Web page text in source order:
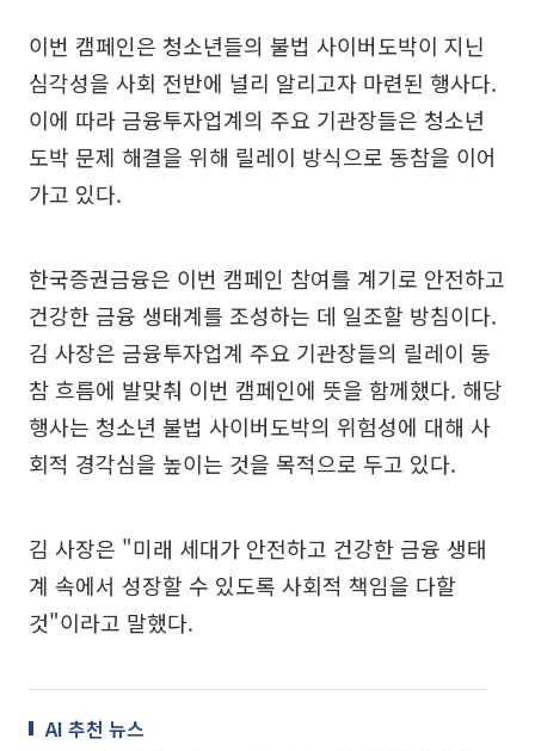
이번 캠페인은 청소년들의 불법 사이버도박이 지닌
심각성을 사회 전반에 널리 알리고자 마련된 행사다.
이에 따라 금융투자업계의 주요 기관장들은 청소년
도박 문제 해결을 위해 릴레이 방식으로 동참을 이어
가고 있다.
한국증권금융은 이번 캠페인 참여를 계기로 안전하고
건강한 금융 생태계를 조성하는 데 일조할 방침이다.
김 사장은 금융투자업계 주요 기관장들의 릴레이 동
참 흐름에 발맞춰 이번 캠페인에 뜻을 함께했다. 해당
행사는 청소년 불법 사이버도박의 위험성에 대해 사
회적 경각심을 높이는 것을 목적으로 두고 있다.
김 사장은 "미래 세대가 안전하고 건강한 금융 생태
계 속에서 성장할 수 있도록 사회적 책임을 다할
것"이라고 말했다.
AI 추천 뉴스